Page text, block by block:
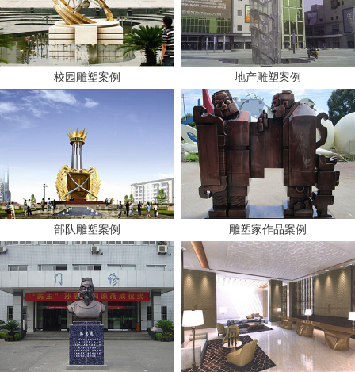
校园雕塑案例
部队雕塑案例
地产雕塑案例
雕塑家作品案例